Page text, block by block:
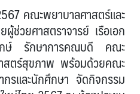
คณะพยาบาลศาสตร์และ
ช่วยศาสตราจารย์ เรือเอก
รักษาการคณบดี คณะ
สตร์สุขภาพ พร้อมด้วยคณะ
รและนักศึกษา จัดกิจกรรม